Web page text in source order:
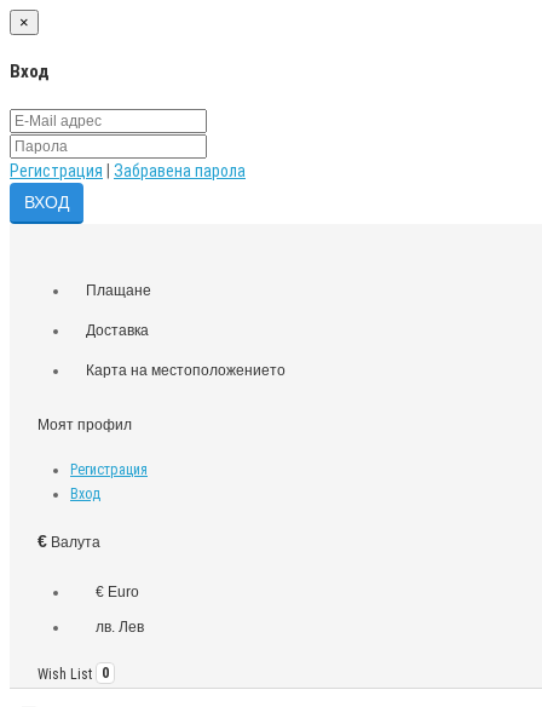
×
Вход
Регистрация Забравена парола
Плащане
Доставка
Карта на местоположението
Моят профил
Регистрация
Вход
€ Валута
€ Euro
лв. Лев
Wish List 0